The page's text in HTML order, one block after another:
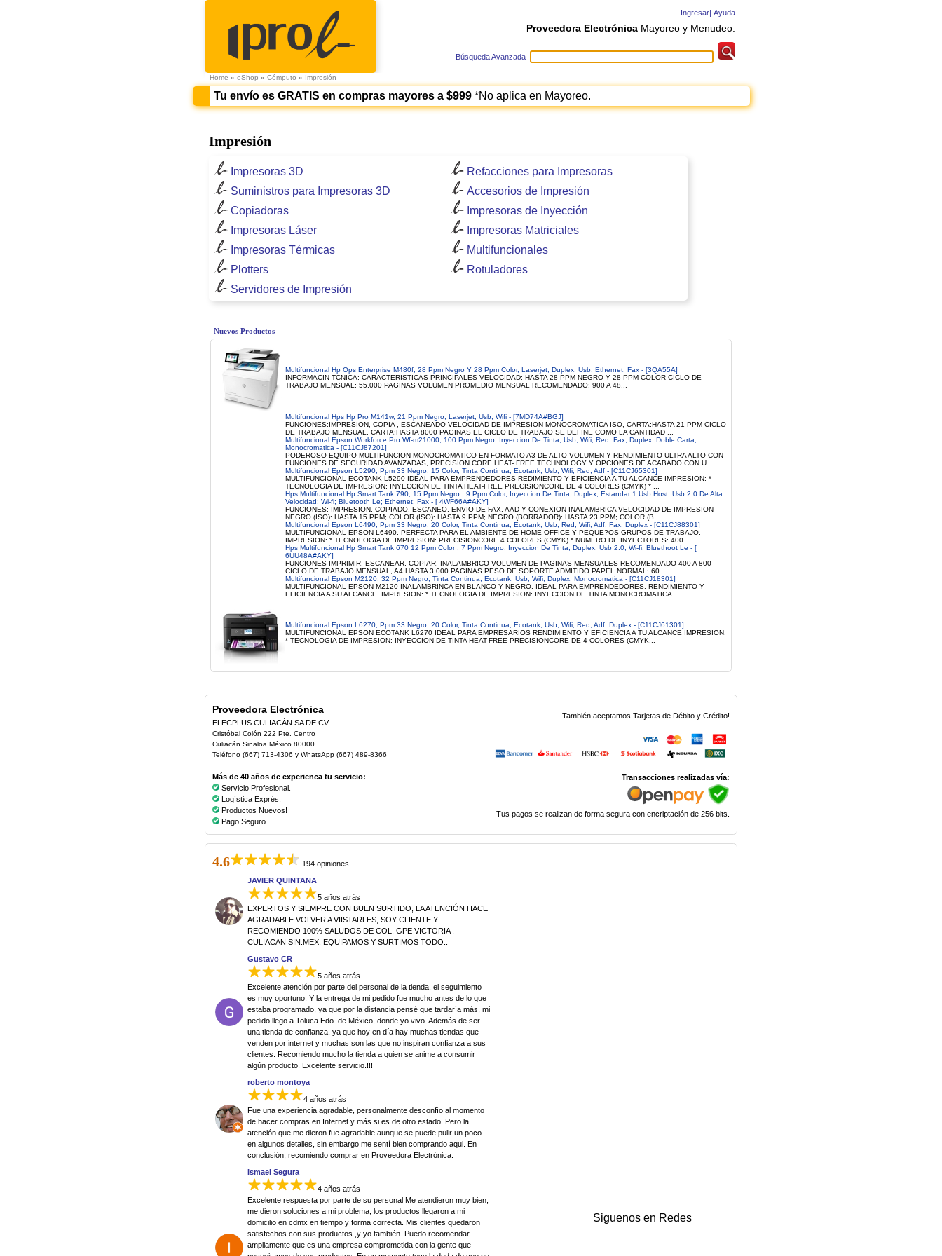
Ingresar| Ayuda
Proveedora Electrónica Mayoreo y Menudeo.
Búsqueda Avanzada
Home » eShop » Cómputo » Impresión
Tu envío es GRATIS en compras mayores a $999*No aplica en Mayoreo.
Impresión
Impresoras 3D
Refacciones para Impresoras
Suministros para Impresoras 3D
Accesorios de Impresión
Copiadoras
Impresoras de Inyección
Impresoras Láser
Impresoras Matriciales
Impresoras Térmicas
Multifuncionales
Plotters
Rotuladores
Servidores de Impresión
Nuevos Productos
Multifuncional Hp Ops Enterprise M480f, 28 Ppm Negro Y 28 Ppm Color, Laserjet, Duplex, Usb, Ethernet, Fax - [3QA55A]
INFORMACIN TCNICA: CARACTERISTICAS PRINCIPALES VELOCIDAD: HASTA 28 PPM NEGRO Y 28 PPM COLOR CICLO DE
TRABAJO MENSUAL: 55,000 PAGINAS VOLUMEN PROMEDIO MENSUAL RECOMENDADO: 900 A 48...
Multifuncional Hps Hp Pro M141w, 21 Ppm Negro, Laserjet, Usb, Wifi - [7MD74A#BGJ]
FUNCIONES:IMPRESION, COPIA , ESCANEADO VELOCIDAD DE IMPRESION MONOCROMATICA ISO, CARTA:HASTA 21 PPM CICLO
DE TRABAJO MENSUAL, CARTA:HASTA 8000 PAGINAS EL CICLO DE TRABAJO SE DEFINE COMO LA CANTIDAD ...
Multifuncional Epson Workforce Pro Wf-m21000, 100 Ppm Negro, Inyeccion De Tinta, Usb, Wifi, Red, Fax, Duplex, Doble Carta,
Monocromatica - [C11CJ87201]
PODEROSO EQUIPO MULTIFUNCION MONOCROMATICO EN FORMATO A3 DE ALTO VOLUMEN Y RENDIMIENTO ULTRA ALTO CON
FUNCIONES DE SEGURIDAD AVANZADAS, PRECISION CORE HEAT- FREE TECHNOLOGY Y OPCIONES DE ACABADO CON U...
Multifuncional Epson L5290, Ppm 33 Negro, 15 Color, Tinta Continua, Ecotank, Usb, Wifi, Red, Adf - [C11CJ65301]
MULTIFUNCIONAL ECOTANK L5290 IDEAL PARA EMPRENDEDORES REDIMIENTO Y EFICIENCIA A TU ALCANCE IMPRESION: *
TECNOLOGIA DE IMPRESION: INYECCION DE TINTA HEAT-FREE PRECISIONCORE DE 4 COLORES (CMYK) * ...
Hps Multifuncional Hp Smart Tank 790, 15 Ppm Negro , 9 Ppm Color, Inyeccion De Tinta, Duplex, Estandar 1 Usb Host; Usb 2.0 De Alta
Velocidad; Wi-fi; Bluetooth Le; Ethernet; Fax - [ 4WF66A#AKY]
FUNCIONES: IMPRESION, COPIADO, ESCANEO, ENVIO DE FAX, AAD Y CONEXION INALAMBRICA VELOCIDAD DE IMPRESION
NEGRO (ISO): HASTA 15 PPM; COLOR (ISO): HASTA 9 PPM; NEGRO (BORRADOR): HASTA 23 PPM; COLOR (B...
Multifuncional Epson L6490, Ppm 33 Negro, 20 Color, Tinta Continua, Ecotank, Usb, Red, Wifi, Adf, Fax, Duplex - [C11CJ88301]
MULTIFUNCIONAL EPSON L6490, PERFECTA PARA EL AMBIENTE DE HOME OFFICE Y PEQUE?OS GRUPOS DE TRABAJO.
IMPRESION: * TECNOLOGIA DE IMPRESION: PRECISIONCORE 4 COLORES (CMYK) * NUMERO DE INYECTORES: 400...
Hps Multifuncional Hp Smart Tank 670 12 Ppm Color , 7 Ppm Negro, Inyeccion De Tinta, Duplex, Usb 2.0, Wi-fi, Bluethoot Le - [
6UU48A#AKY]
FUNCIONES IMPRIMIR, ESCANEAR, COPIAR, INALAMBRICO VOLUMEN DE PAGINAS MENSUALES RECOMENDADO 400 A 800
CICLO DE TRABAJO MENSUAL, A4 HASTA 3.000 PAGINAS PESO DE SOPORTE ADMITIDO PAPEL NORMAL: 60...
Multifuncional Epson M2120, 32 Ppm Negro, Tinta Continua, Ecotank, Usb, Wifi, Duplex, Monocromatica - [C11CJ18301]
MULTIFUNCIONAL EPSON M2120 INALAMBRINCA EN BLANCO Y NEGRO. IDEAL PARA EMPRENDEDORES, RENDIMIENTO Y
EFICIENCIA A SU ALCANCE. IMPRESION: * TECNOLOGIA DE IMPRESION: INYECCION DE TINTA MONOCROMATICA ...
Multifuncional Epson L6270, Ppm 33 Negro, 20 Color, Tinta Continua, Ecotank, Usb, Wifi, Red, Adf, Duplex - [C11CJ61301]
MULTIFUNCIONAL EPSON ECOTANK L6270 IDEAL PARA EMPRESARIOS RENDIMIENTO Y EFICIENCIA A TU ALCANCE IMPRESION:
* TECNOLOGIA DE IMPRESION: INYECCION DE TINTA HEAT-FREE PRECISIONCORE DE 4 COLORES (CMYK...
Proveedora Electrónica
ELECPLUS CULIACÁN SA DE CV
Cristóbal Colón 222 Pte. Centro
Culiacán Sinaloa México 80000
Teléfono (667) 713-4306 y WhatsApp (667) 489-8366
Más de 40 años de experienca tu servicio:
Servicio Profesional.
Logística Exprés.
Productos Nuevos!
Pago Seguro.
También aceptamos Tarjetas de Débito y Crédito!
Transacciones realizadas vía:
Tus pagos se realizan de forma segura con encriptación de 256 bits.
4.6
194 opiniones
JAVIER QUINTANA
5 años atrás
EXPERTOS Y SIEMPRE CON BUEN SURTIDO, LA ATENCIÓN HACE
AGRADABLE VOLVER A VIISTARLES, SOY CLIENTE Y
RECOMIENDO 100% SALUDOS DE COL. GPE VICTORIA .
CULIACAN SIN.MEX. EQUIPAMOS Y SURTIMOS TODO..
Gustavo CR
5 años atrás
Excelente atención por parte del personal de la tienda, el seguimiento
es muy oportuno. Y la entrega de mi pedido fue mucho antes de lo que
estaba programado, ya que por la distancia pensé que tardaría más, mi
pedido llego a Toluca Edo. de México, donde yo vivo. Además de ser
una tienda de confianza, ya que hoy en día hay muchas tiendas que
venden por internet y muchas son las que no inspiran confianza a sus
clientes. Recomiendo mucho la tienda a quien se anime a consumir
algún producto. Excelente servicio.!!!
roberto montoya
4 años atrás
Fue una experiencia agradable, personalmente desconfío al momento
de hacer compras en Internet y más si es de otro estado. Pero la
atención que me dieron fue agradable aunque se puede pulir un poco
en algunos detalles, sin embargo me sentí bien comprando aqui. En
conclusión, recomiendo comprar en Proveedora Electrónica.
Ismael Segura
4 años atrás
Excelente respuesta por parte de su personal Me atendieron muy bien,
me dieron soluciones a mi problema, los productos llegaron a mi
domicilio en cdmx en tiempo y forma correcta. Mis clientes quedaron
satisfechos con sus productos ,y yo también. Puedo recomendar
ampliamente que es una empresa comprometida con la gente que
Siguenos en Redes